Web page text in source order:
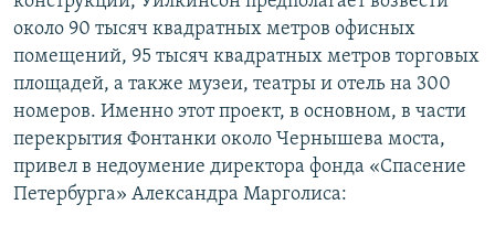
около 90 тысяч квадратных метров офисных
помещений, 95 тысяч квадратных метров торговых
площадей, а также музеи, театры и отель на 300
номеров. Именно этот проект, в основном, в части
перекрытия Фонтанки около Чернышева моста,
привел в недоумение директора фонда «Спасение
Петербурга» Александра Марголиса: